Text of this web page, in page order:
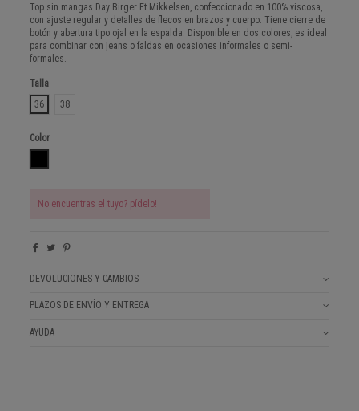
Top sin mangas Day Birger Et Mikkelsen, confeccionado en 100% viscosa,
con ajuste regular y detalles de flecos en brazos y cuerpo. Tiene cierre de
botón y abertura tipo ojal en la espalda. Disponible en dos colores, es ideal
para combinar con jeans o faldas en ocasiones informales o semi-
formales.
Talla
36
38
Color
No encuentras el tuyo? pídelo!
DEVOLUCIONES Y CAMBIOS
PLAZOS DE ENVÍO Y ENTREGA
AYUDA